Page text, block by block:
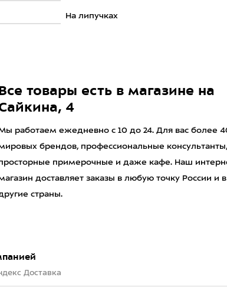
На липучках
товары есть в магазине на
4
работаем ежедневно с 10 до 24. Для вас более
брендов, профессиональные консультанты,
примерочные и даже кафе. Наш
доставляет заказы в любую точку России и в
страны.
Доставка